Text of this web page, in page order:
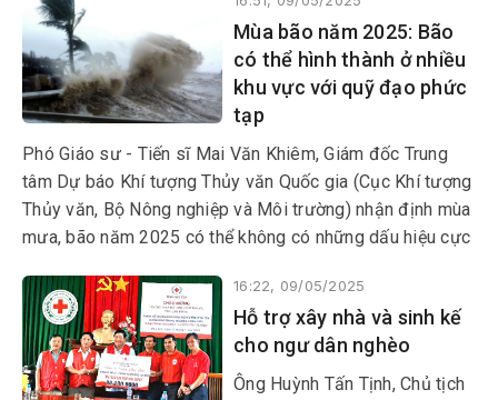
lực lượng vũ trang trong thực hiện sắp xếp tổ chức bộ
máy của hệ thống chính trị.
Mùa bão năm 2025: Bão
có thể hình thành ở nhiều
khu vực với quỹ đạo phức
tạp
Phó Giáo sư - Tiến sĩ Mai Văn Khiêm, Giám đốc Trung
tâm Dự báo Khí tượng Thủy văn Quốc gia (Cục Khí tượng
Thủy văn, Bộ Nông nghiệp và Môi trường) nhận định mùa
mưa, bão năm 2025 có thể không có những dấu hiệu cực
cường độ.
16:22, 09/05/2025
Hỗ trợ xây nhà và sinh kế
cho ngư dân nghèo
Ông Huỳnh Tấn Tịnh, Chủ tịch